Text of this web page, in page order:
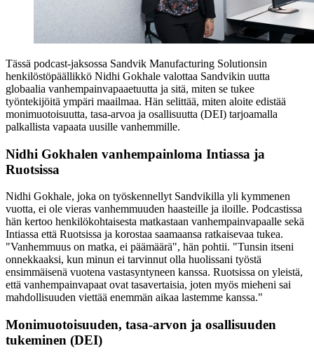
Tässä podcast-jaksossa Sandvik Manufacturing Solutionsin
henkilöstöpäällikkö Nidhi Gokhale valottaa Sandvikin uutta
globaalia vanhempainvapaaetuutta ja sitä, miten se tukee
työntekijöitä ympäri maailmaa. Hän selittää, miten aloite edistää
monimuotoisuutta, tasa-arvoa ja osallisuutta (DEI) tarjoamalla
palkallista vapaata uusille vanhemmille.
Nidhi Gokhalen vanhempainloma Intiassa ja
Ruotsissa
Nidhi Gokhale, joka on työskennellyt Sandvikilla yli kymmenen
vuotta, ei ole vieras vanhemmuuden haasteille ja iloille. Podcastissa
hän kertoo henkilökohtaisesta matkastaan vanhempainvapaalle sekä
Intiassa että Ruotsissa ja korostaa saamaansa ratkaisevaa tukea.
"Vanhemmuus on matka, ei päämäärä", hän pohtii. "Tunsin itseni
onnekkaaksi, kun minun ei tarvinnut olla huolissani työstä
ensimmäisenä vuotena vastasyntyneen kanssa. Ruotsissa on yleistä,
että vanhempainvapaat ovat tasavertaisia, joten myös mieheni sai
mahdollisuuden viettää enemmän aikaa lastemme kanssa."
Monimuotoisuuden, tasa-arvon ja osallisuuden
tukeminen (DEI)